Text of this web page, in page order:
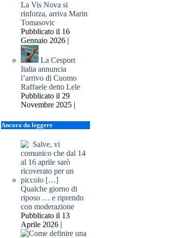
La Vis Nova si
rinforza, arriva Marin
Tomasovic
Pubblicato il 16
Gennaio 2026 |
La Cesport
Italia annuncia
l’arrivo di Cuomo
Raffaele detto Lele
Pubblicato il 29
Novembre 2025 |
Ancora da leggere
Qualche giorno di
riposo … e riprendo
con moderazione
Pubblicato il 13
Aprile 2026 |